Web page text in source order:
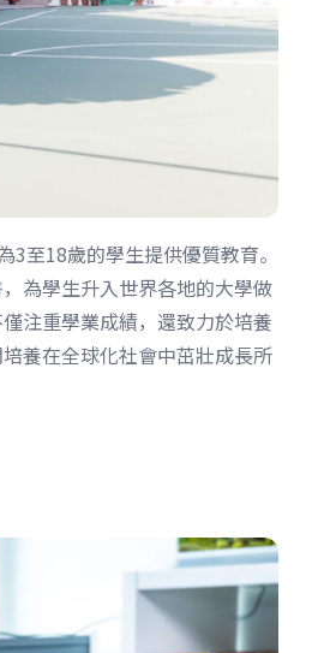
至18歲的學生提供優質教育。
為學生升入世界各地的大學做
注重學業成績，還致力於培養
養在全球化社會中茁壯成長所